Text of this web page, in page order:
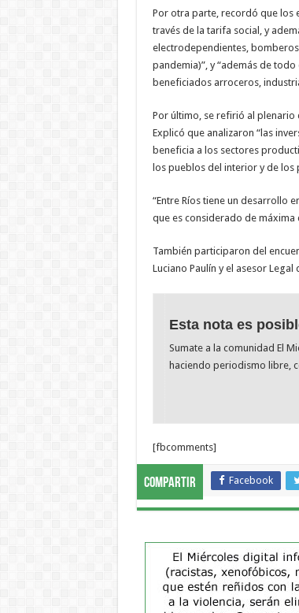
Por otra parte, recordó que los
través de la tarifa social, y
electrodependientes,
pandemia)”, y “además de
beneficiados arroceros,
Por último, se refirió al plenario
Explicó que analizaron “las
beneficia a los sectores
los pueblos del interior y de los
“Entre Ríos tiene un desarrollo
que es considerado de máxima
También participaron del
Luciano Paulín y el asesor Legal
Esta nota es
Sumate a la comunidad El
haciendo periodismo libre,
[fbcomments]
Compartir Facebook